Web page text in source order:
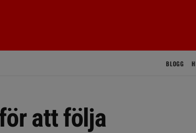
BLOGG
att följa